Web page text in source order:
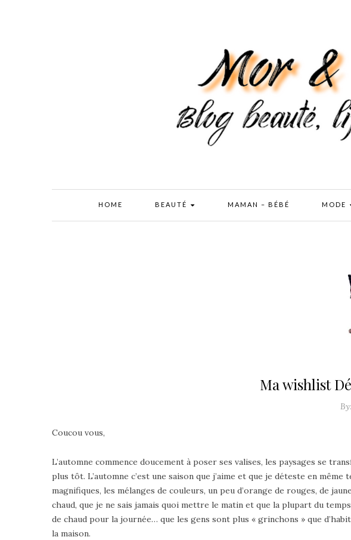
HOME BEAUTÉ MAMAN – BÉBÉ MODE
Ma wishlist
By:
Coucou vous,
L’automne commence doucement à poser ses valises, les paysages se
plus tôt. L’automne c’est une saison que j’aime et que je déteste en
magnifiques, les mélanges de couleurs, un peu d’orange de rouges, de
chaud, que je ne sais jamais quoi mettre le matin et que la plupart du
de chaud pour la journée… que les gens sont plus « grinchons » que
la maison.